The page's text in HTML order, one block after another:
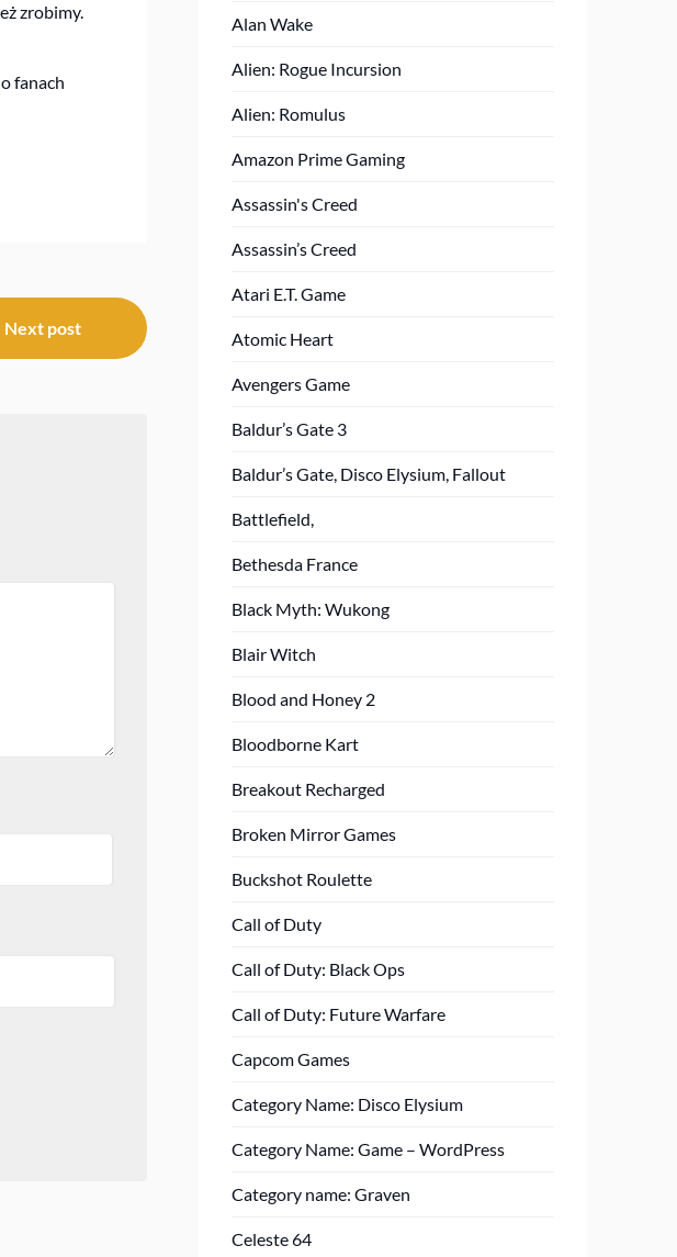
zrobimy.
fanach
Next post
Alan Wake
Alien: Rogue Incursion
Alien: Romulus
Amazon Prime Gaming
Assassin's Creed
Assassin’s Creed
Atari E.T. Game
Atomic Heart
Avengers Game
Baldur’s Gate 3
Baldur’s Gate, Disco Elysium, Fallout
Battlefield,
Bethesda France
Black Myth: Wukong
Blair Witch
Blood and Honey 2
Bloodborne Kart
Breakout Recharged
Broken Mirror Games
Buckshot Roulette
Call of Duty
Call of Duty: Black Ops
Call of Duty: Future Warfare
Capcom Games
Category Name: Disco Elysium
Category Name: Game – WordPress
Category name: Graven
Celeste 64